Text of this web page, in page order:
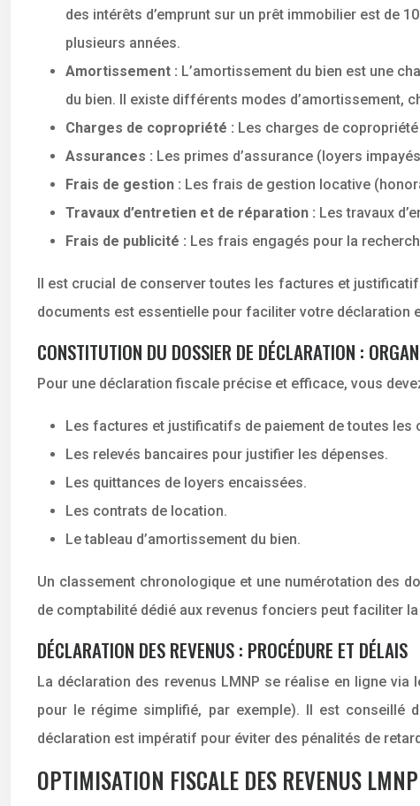
des intérêts d’emprunt sur un prêt immobilier est de
plusieurs années.
Amortissement : L’amortissement du bien est une
du bien. Il existe différents modes d’amortissement,
Charges de copropriété : Les charges de
Assurances : Les primes d’assurance (loyers
Frais de gestion : Les frais de gestion locative
Travaux d’entretien et de réparation : Les travaux
Frais de publicité : Les frais engagés pour la
Il est crucial de conserver toutes les factures et
documents est essentielle pour faciliter votre déclaration
CONSTITUTION DU DOSSIER DE DÉCLARATION :
Pour une déclaration fiscale précise et efficace, vous
Les factures et justificatifs de paiement de toutes les
Les relevés bancaires pour justifier les dépenses.
Les quittances de loyers encaissées.
Les contrats de location.
Le tableau d’amortissement du bien.
Un classement chronologique et une numérotation des
de comptabilité dédié aux revenus fonciers peut faciliter
DÉCLARATION DES REVENUS : PROCÉDURE ET DÉLAIS
La déclaration des revenus LMNP se réalise en ligne
pour le régime simplifié, par exemple). Il est conseillé
déclaration est impératif pour éviter des pénalités de
OPTIMISATION FISCALE DES REVENUS